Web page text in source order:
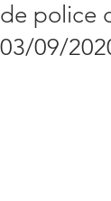
de police
03/09/